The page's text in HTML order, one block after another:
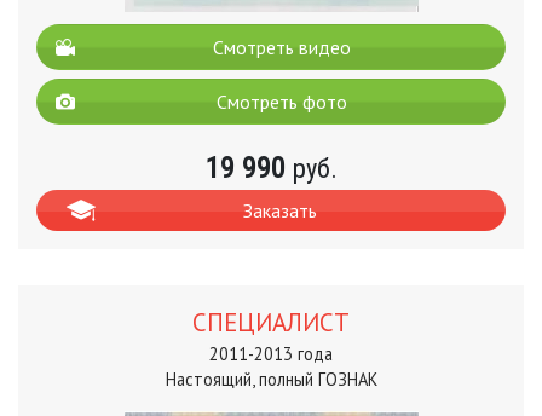
Смотреть видео
Смотреть фото
19 990 руб.
Заказать
СПЕЦИАЛИСТ
2011-2013 года
Настоящий, полный ГОЗНАК